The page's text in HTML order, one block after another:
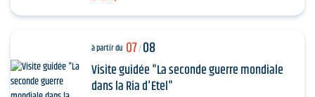
à partir du 07/08
Visite guidée "La seconde guerre mondiale
dans la Ria d'Etel"